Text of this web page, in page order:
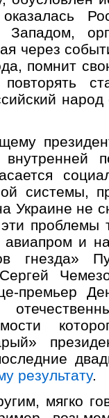
через
помнит
системы,
Украине не
проблемы
авиапром и
гнезда»
Сергей
премьер
результату.
мягко